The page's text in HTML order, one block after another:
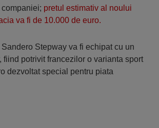
pretul estimativ al noului
va fi de 10.000 de euro.
Stepway va fi echipat cu un
fiind potrivit francezilor o varianta sport
dezvoltat special pentru piata